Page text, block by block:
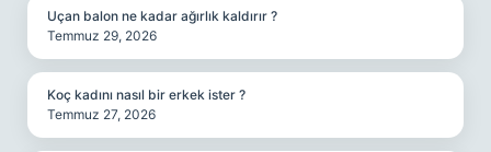
Uçan balon ne kadar ağırlık kaldırır ?
Temmuz 29, 2026
Koç kadını nasıl bir erkek ister ?
Temmuz 27, 2026